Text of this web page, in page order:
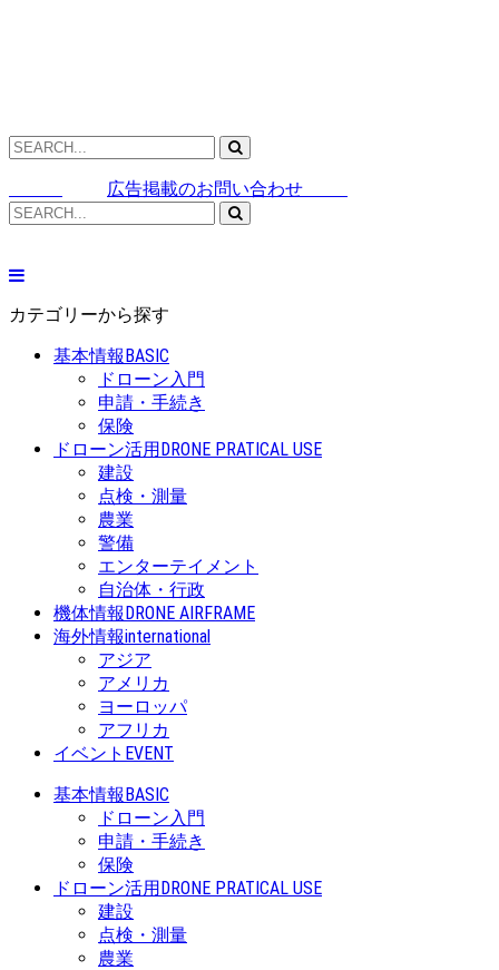
広告掲載のお問い合わせ
カテゴリーから探す
基本情報BASIC
ドローン入門
申請・手続き
保険
ドローン活用DRONE PRATICAL USE
建設
点検・測量
農業
警備
エンターテイメント
自治体・行政
機体情報DRONE AIRFRAME
海外情報international
アジア
アメリカ
ヨーロッパ
アフリカ
イベント EVENT
基本情報BASIC
ドローン入門
申請・手続き
保険
ドローン活用DRONE PRATICAL USE
建設
点検・測量
農業